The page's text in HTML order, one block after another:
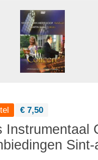
€ 7,50
Instrumentaal